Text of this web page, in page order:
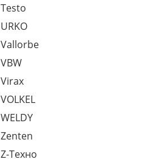
Testo
URKO
Vallorbe
VBW
Virax
VOLKEL
WELDY
Zenten
Z-Техно